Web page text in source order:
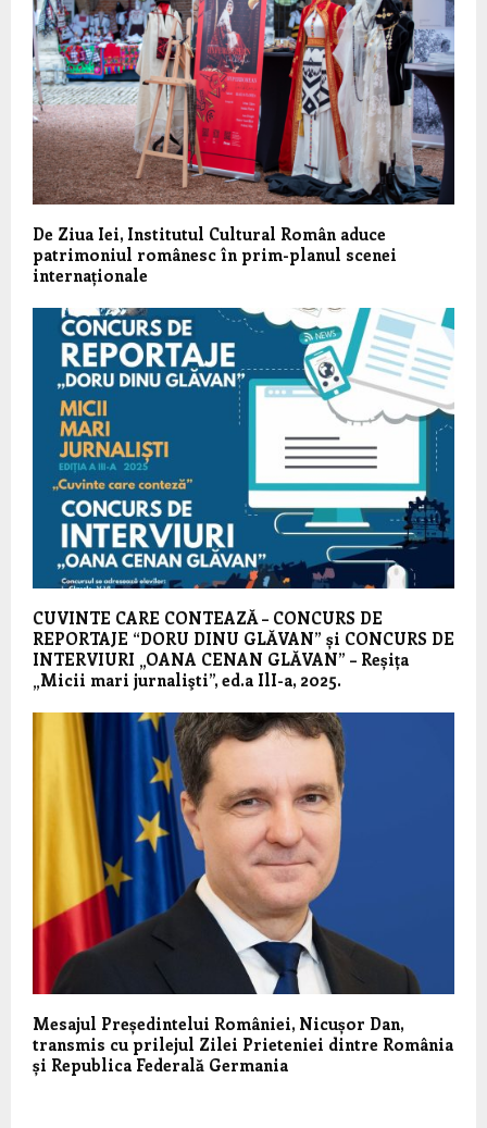
De Ziua Iei, Institutul Cultural Român aduce
patrimoniul românesc în prim-planul scenei
internaționale
CUVINTE CARE CONTEAZĂ – CONCURS DE
REPORTAJE “DORU DINU GLĂVAN” și CONCURS DE
INTERVIURI „OANA CENAN GLĂVAN” – Reșița
„Micii mari jurnalişti”, ed.a IlI-a, 2025.
Mesajul Președintelui României, Nicușor Dan,
transmis cu prilejul Zilei Prieteniei dintre România
și Republica Federală Germania